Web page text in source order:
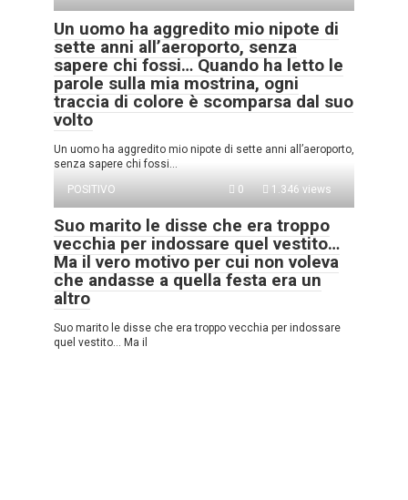
Un uomo ha aggredito mio nipote di
sette anni all’aeroporto, senza
sapere chi fossi… Quando ha letto le
parole sulla mia mostrina, ogni
traccia di colore è scomparsa dal suo
volto
Un uomo ha aggredito mio nipote di sette anni all’aeroporto,
senza sapere chi fossi…
POSITIVO
0 1.346 views
Suo marito le disse che era troppo
vecchia per indossare quel vestito…
Ma il vero motivo per cui non voleva
che andasse a quella festa era un
altro
Suo marito le disse che era troppo vecchia per indossare
quel vestito… Ma il